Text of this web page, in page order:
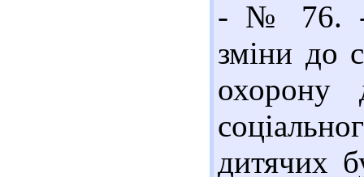
- № 76. -
зміни до
охорону
дитячих